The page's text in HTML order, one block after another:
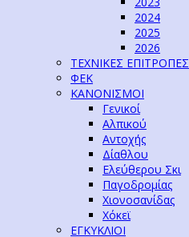
2024
2025
2026
ΤΕΧΝΙΚΕΣ ΕΠΙΤΡΟΠΕΣ
ΦΕΚ
ΚΑΝΟΝΙΣΜΟΙ
Γενικοί
Αλπικού
Αντοχής
Δίαθλου
Ελεύθερου Σκι
Παγοδρομίας
Χιονοσανίδας
Χόκεϊ
ΕΓΚΥΚΛΙΟΙ